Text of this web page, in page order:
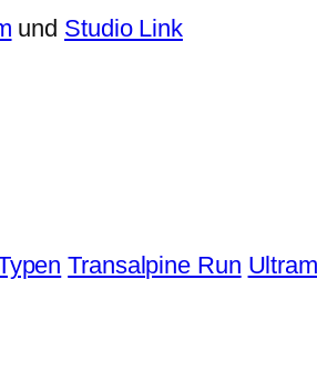
und Studio Link
Transalpine Run